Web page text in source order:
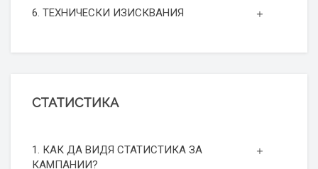
6. ТЕХНИЧЕСКИ ИЗИСКВАНИЯ
СТАТИСТИКА
1. КАК ДА ВИДЯ СТАТИСТИКА ЗА
КАМПАНИИ?